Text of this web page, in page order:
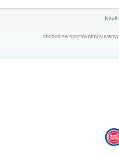
...obchod se sportovními
Nové